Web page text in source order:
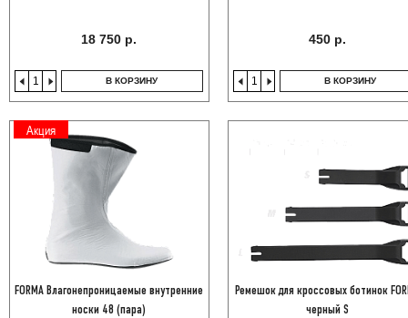
18 750 р.
В КОРЗИНУ
450 р.
В КОРЗИНУ
Акция
FORMA Влагонепроницаемые внутренние
носки 48 (пара)
Ремешок для кроссовых ботинок
черный S